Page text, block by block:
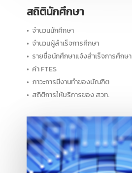
สถิตินักศึกษา
• จำนวนนักศึกษา
• จำนวนผู้สำเร็จการศึกษา
• รายชื่อนักศึกษาแจ้งสำเร็จการศึกษา
• ค่า FTES
• ภาวะการมีงานทำของบัณฑิต
• สถิติการให้บริการของ สวท.